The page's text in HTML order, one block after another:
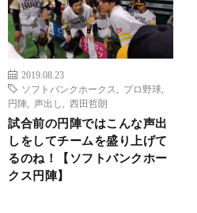
2019.08.23
ソフトバンクホークス
プロ野球
円陣
声出し 西田哲朗
試合前の円陣ではこんな声出
しをしてチームを盛り上げて
るのね！【ソフトバンクホー
クス円陣】